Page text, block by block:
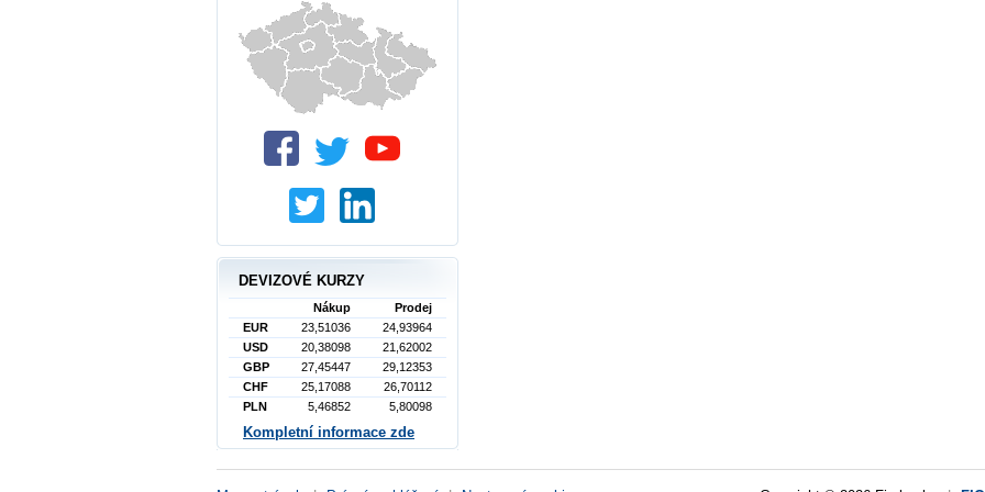
DEVIZOVÉ KURZY
Nákup
Prodej
EUR
23,51036
24,93964
USD
20,38098
21,62002
GBP
27,45447
29,12353
CHF
25,17088
26,70112
PLN
5,46852 5,80098
Kompletní informace zde